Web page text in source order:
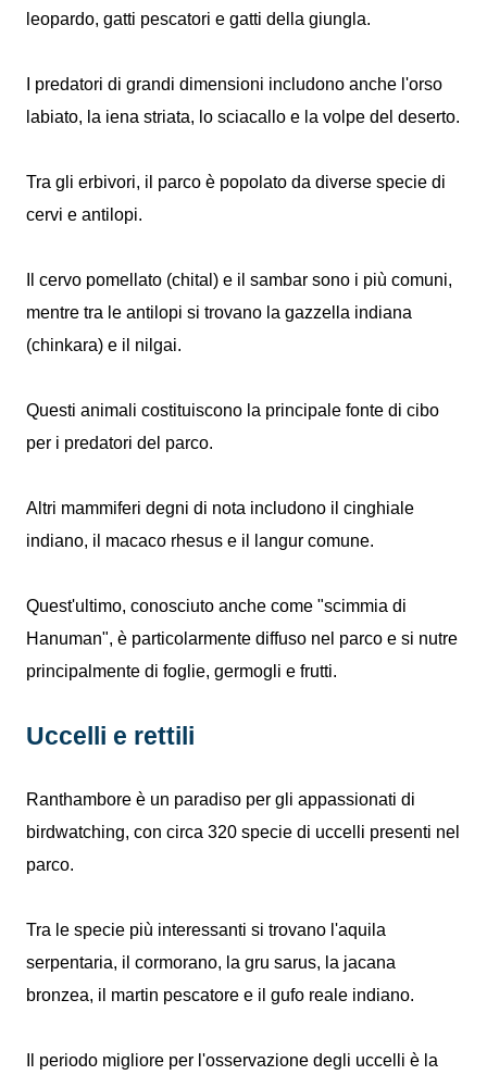
leopardo, gatti pescatori e gatti della giungla.
I predatori di grandi dimensioni includono anche l'orso
labiato, la iena striata, lo sciacallo e la volpe del deserto.
Tra gli erbivori, il parco è popolato da diverse specie di
cervi e antilopi.
Il cervo pomellato (chital) e il sambar sono i più comuni,
mentre tra le antilopi si trovano la gazzella indiana
(chinkara) e il nilgai.
Questi animali costituiscono la principale fonte di cibo
per i predatori del parco.
Altri mammiferi degni di nota includono il cinghiale
indiano, il macaco rhesus e il langur comune.
Quest'ultimo, conosciuto anche come "scimmia di
Hanuman", è particolarmente diffuso nel parco e si nutre
principalmente di foglie, germogli e frutti.
Uccelli e rettili
Ranthambore è un paradiso per gli appassionati di
birdwatching, con circa 320 specie di uccelli presenti nel
parco.
Tra le specie più interessanti si trovano l'aquila
serpentaria, il cormorano, la gru sarus, la jacana
bronzea, il martin pescatore e il gufo reale indiano.
Il periodo migliore per l'osservazione degli uccelli è la